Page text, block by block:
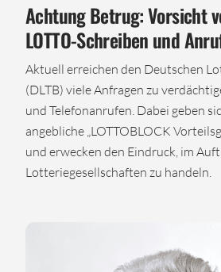
Achtung Betrug: Vorsicht
LOTTO-Schreiben und
Aktuell erreichen den Deutschen
(DLTB) viele Anfragen zu
und Telefonanrufen. Dabei geben
angebliche „LOTTOBLOCK
und erwecken den Eindruck, im
Lotteriegesellschaften zu handeln.